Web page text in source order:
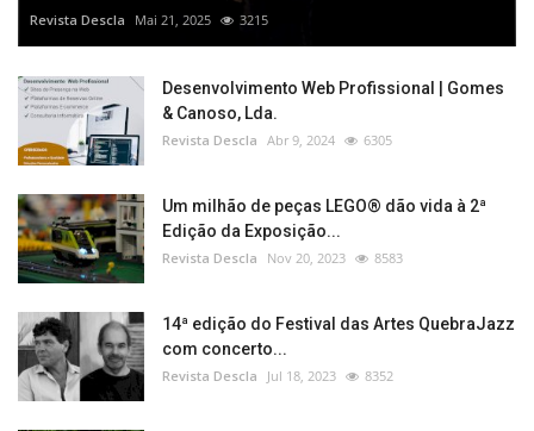
Revista Descla Mai 21, 2025 3215
Desenvolvimento Web Profissional | Gomes
& Canoso, Lda.
Revista Descla Abr 9, 2024 6305
Um milhão de peças LEGO® dão vida à 2ª
Edição da Exposição...
Revista Descla Nov 20, 2023 8583
14ª edição do Festival das Artes QuebraJazz
com concerto...
Revista Descla Jul 18, 2023 8352